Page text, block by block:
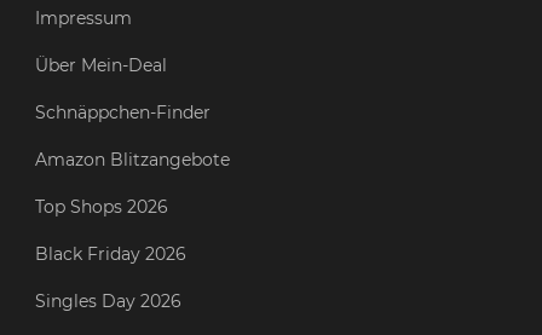
Impressum
Über Mein-Deal
Schnäppchen-Finder
Amazon Blitzangebote
Top Shops 2026
Black Friday 2026
Singles Day 2026